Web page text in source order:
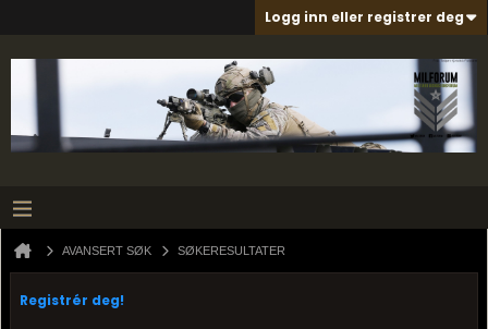
Logg inn eller registrer deg
AVANSERT SØK SØKERESULTATER
Registrér deg!